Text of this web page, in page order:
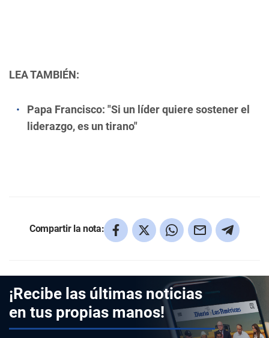
LEA TAMBIÉN:
Papa Francisco: "Si un líder quiere sostener el
liderazgo, es un tirano"
Compartir la nota:
¡Recibe las últimas noticias
en tus propias manos!